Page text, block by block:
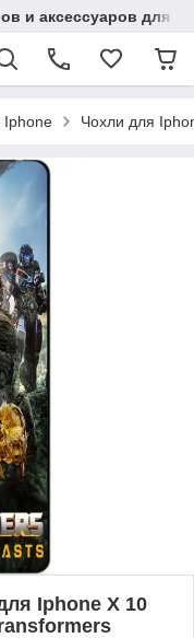
и аксессуаров для
Iphone Чохли для
Iphone X 10